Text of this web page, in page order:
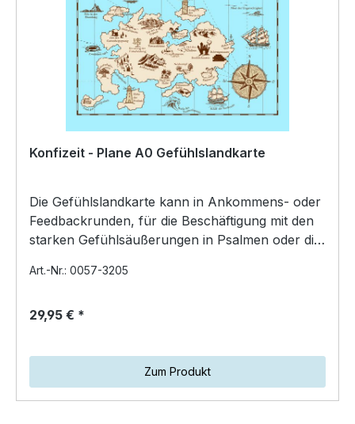
Konfizeit - Plane A0 Gefühlslandkarte
Die Gefühlslandkarte kann in Ankommens- oder
Feedbackrunden, für die Beschäftigung mit den
starken Gefühlsäußerungen in Psalmen oder die
Art.-Nr.: 0057-3205
29,95 € *
Zum Produkt